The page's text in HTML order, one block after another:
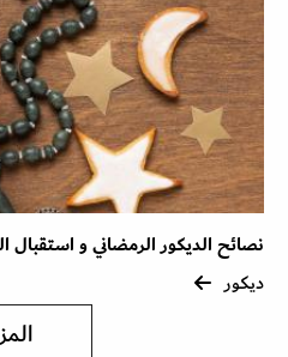
نصائح الديكور الرمضاني و استقبال
ديكور